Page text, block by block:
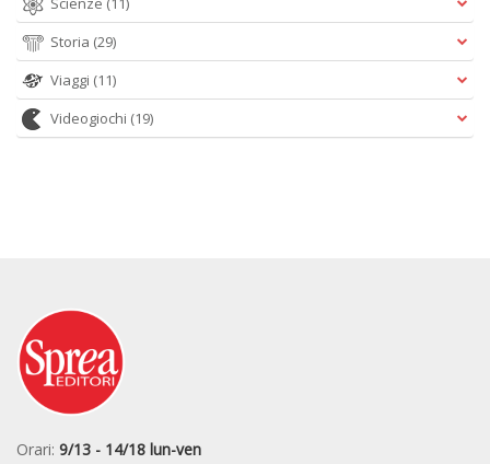
Storia (29)
Viaggi (11)
Videogiochi (19)
Orari: 9/13 - 14/18 lun-ven